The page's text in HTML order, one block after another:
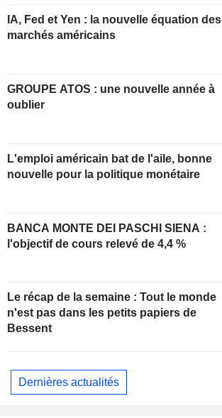
IA, Fed et Yen : la nouvelle équation des
marchés américains
GROUPE ATOS : une nouvelle année à
oublier
L'emploi américain bat de l'aile, bonne
nouvelle pour la politique monétaire
BANCA MONTE DEI PASCHI SIENA :
l'objectif de cours relevé de 4,4 %
Le récap de la semaine : Tout le monde
n'est pas dans les petits papiers de
Bessent
Dernières actualités